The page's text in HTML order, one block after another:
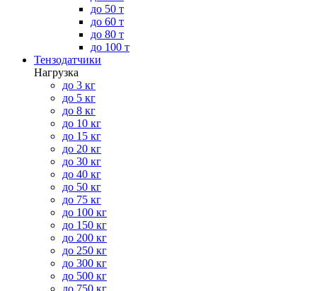
до 50 т
до 60 т
до 80 т
до 100 т
Тензодатчики
Нагрузка
до 3 кг
до 5 кг
до 8 кг
до 10 кг
до 15 кг
до 20 кг
до 30 кг
до 40 кг
до 50 кг
до 75 кг
до 100 кг
до 150 кг
до 200 кг
до 250 кг
до 300 кг
до 500 кг
до 750 кг